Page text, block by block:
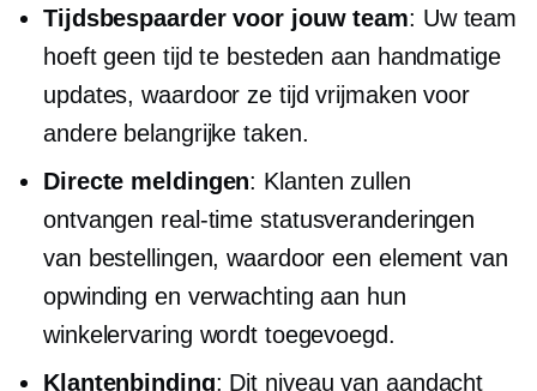
Tijdsbespaardervoor jouw team: Uw team
hoeft geen tijd te besteden aan handmatige
updates, waardoor ze tijd vrijmaken voor
andere belangrijke taken.
Directe meldingen: Klanten zullen
ontvangen real-time statusveranderingen
van bestellingen, waardoor een element van
opwinding en verwachting aan hun
winkelervaring wordt toegevoegd.
Klantenbinding: Dit niveau van aandacht